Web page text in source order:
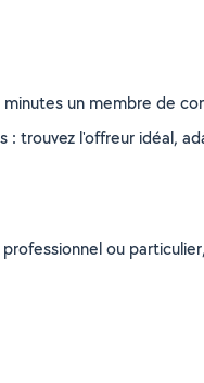
un membre de
: trouvez l'offreur idéal,
ou